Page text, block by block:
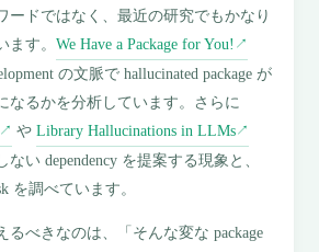
ードではなく、最近の研究でもかなり
ます。We Have a Package for You! ↗
の文脈で hallucinated package が
なるかを分析しています。さらに
↗ やLibrary Hallucinations in LLMs↗
い dependency を提案する現象と、
を調べています。
るべきなのは、「そんな変な package